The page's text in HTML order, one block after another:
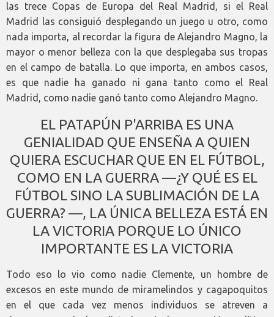
las trece Copas de Europa del Real Madrid, si el Real
Madrid las consiguió desplegando un juego u otro, como
nada importa, al recordar la figura de Alejandro Magno, la
mayor o menor belleza con la que desplegaba sus tropas
en el campo de batalla. Lo que importa, en ambos casos,
es que nadie ha ganado ni gana tanto como el Real
Madrid, como nadie ganó tanto como Alejandro Magno.
EL PATAPÚN P'ARRIBA ES UNA
GENIALIDAD QUE ENSEÑA A QUIEN
QUIERA ESCUCHAR QUE EN EL FÚTBOL,
COMO EN LA GUERRA —¿Y QUÉ ES EL
FÚTBOL SINO LA SUBLIMACIÓN DE LA
GUERRA? —, LA ÚNICA BELLEZA ESTÁ EN
LA VICTORIA PORQUE LO ÚNICO
IMPORTANTE ES LA VICTORIA
Todo eso lo vio como nadie Clemente, un hombre de
excesos en este mundo de miramelindos y cagapoquitos
en el que cada vez menos individuos se atreven a